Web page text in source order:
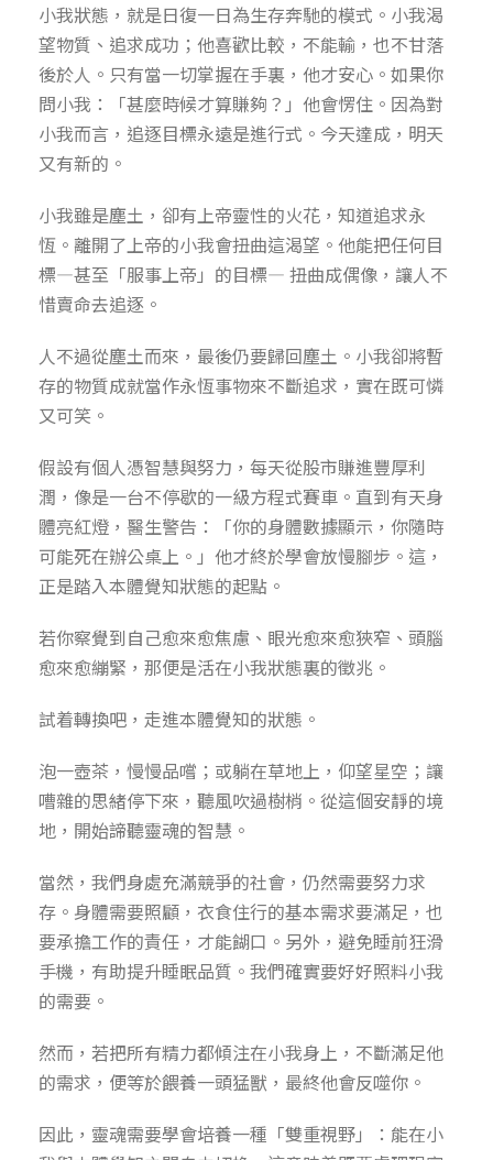
小我狀態，就是日復一日為生存奔馳的模式。小我渴
望物質、追求成功；他喜歡比較，不能輸，也不甘落
後於人。只有當一切掌握在手裏，他才安心。如果你
問小我：「甚麼時候才算賺夠？」他會愣住。因為對
小我而言，追逐目標永遠是進行式。今天達成，明天
又有新的。
小我雖是塵土，卻有上帝靈性的火花，知道追求永
恆。離開了上帝的小我會扭曲這渴望。他能把任何目
標—甚至「服事上帝」的目標— 扭曲成偶像，讓人不
惜賣命去追逐。
人不過從塵土而來，最後仍要歸回塵土。小我卻將暫
存的物質成就當作永恆事物來不斷追求，實在既可憐
又可笑。
假設有個人憑智慧與努力，每天從股市賺進豐厚利
潤，像是一台不停歇的一級方程式賽車。直到有天身
體亮紅燈，醫生警告：「你的身體數據顯示，你隨時
可能死在辦公桌上。」他才終於學會放慢腳步。這，
正是踏入本體覺知狀態的起點。
若你察覺到自己愈來愈焦慮、眼光愈來愈狹窄、頭腦
愈來愈繃緊，那便是活在小我狀態裏的徵兆。
試着轉換吧，走進本體覺知的狀態。
泡一壺茶，慢慢品嚐；或躺在草地上，仰望星空；讓
嘈雜的思緒停下來，聽風吹過樹梢。從這個安靜的境
地，開始諦聽靈魂的智慧。
當然，我們身處充滿競爭的社會，仍然需要努力求
存。身體需要照顧，衣食住行的基本需求要滿足，也
要承擔工作的責任，才能餬口。另外，避免睡前狂滑
手機，有助提升睡眠品質。我們確實要好好照料小我
的需要。
然而，若把所有精力都傾注在小我身上，不斷滿足他
的需求，便等於餵養一頭猛獸，最終他會反噬你。
因此，靈魂需要學會培養一種「雙重視野」：能在小